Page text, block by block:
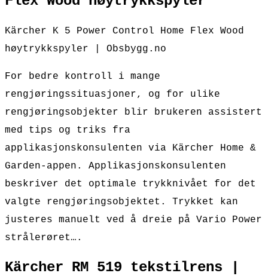
Kärcher K 5 Power Control Home Flex Wood
høytrykkspyler | Obsbygg.no
For bedre kontroll i mange
rengjøringssituasjoner, og for ulike
rengjøringsobjekter blir brukeren assistert
med tips og triks fra
applikasjonskonsulenten via Kärcher Home &
Garden-appen. Applikasjonskonsulenten
beskriver det optimale trykknivået for det
valgte rengjøringsobjektet. Trykket kan
justeres manuelt ved å dreie på Vario Power
strålerøret….
Kärcher RM 519 tekstilrens |